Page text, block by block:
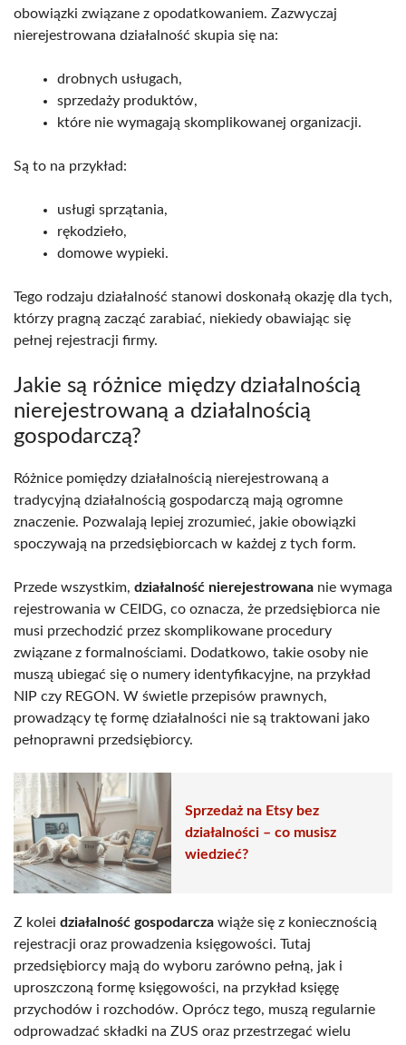
obowiązki związane z opodatkowaniem. Zazwyczaj
nierejestrowana działalność skupia się na:
drobnych usługach,
sprzedaży produktów,
które nie wymagają skomplikowanej organizacji.
Są to na przykład:
usługi sprzątania,
rękodzieło,
domowe wypieki.
Tego rodzaju działalność stanowi doskonałą okazję dla tych,
którzy pragną zacząć zarabiać, niekiedy obawiając się
pełnej rejestracji firmy.
Jakie są różnice między działalnością
nierejestrowaną a działalnością
gospodarczą?
Różnice pomiędzy działalnością nierejestrowaną a
tradycyjną działalnością gospodarczą mają ogromne
znaczenie. Pozwalają lepiej zrozumieć, jakie obowiązki
spoczywają na przedsiębiorcach w każdej z tych form.
Przede wszystkim, działalność nierejestrowana nie wymaga
rejestrowania w CEIDG, co oznacza, że przedsiębiorca nie
musi przechodzić przez skomplikowane procedury
związane z formalnościami. Dodatkowo, takie osoby nie
muszą ubiegać się o numery identyfikacyjne, na przykład
NIP czy REGON. W świetle przepisów prawnych,
prowadzący tę formę działalności nie są traktowani jako
pełnoprawni przedsiębiorcy.
Sprzedaż na Etsy bez
działalności – co musisz
wiedzieć?
Z kolei działalność gospodarcza wiąże się z koniecznością
rejestracji oraz prowadzenia księgowości. Tutaj
przedsiębiorcy mają do wyboru zarówno pełną, jak i
uproszczoną formę księgowości, na przykład księgę
przychodów i rozchodów. Oprócz tego, muszą regularnie
odprowadzać składki na ZUS oraz przestrzegać wielu